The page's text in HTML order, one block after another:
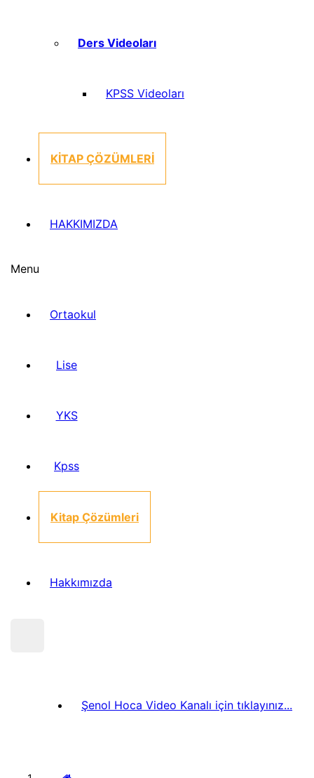
Ders Videoları
KPSS Videoları
KİTAP ÇÖZÜMLERİ
HAKKIMIZDA
Menu
Ortaokul
Lise
YKS
Kpss
Kitap Çözümleri
Hakkımızda
Şenol Hoca Video Kanalı için tıklayınız...